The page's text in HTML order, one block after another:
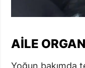
AILE
Yoğun bakımda